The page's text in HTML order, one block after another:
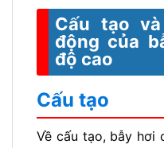
Cấu tạo
động của
độ cao
Cấu tạo
Về cấu tạo, bẫy hơi